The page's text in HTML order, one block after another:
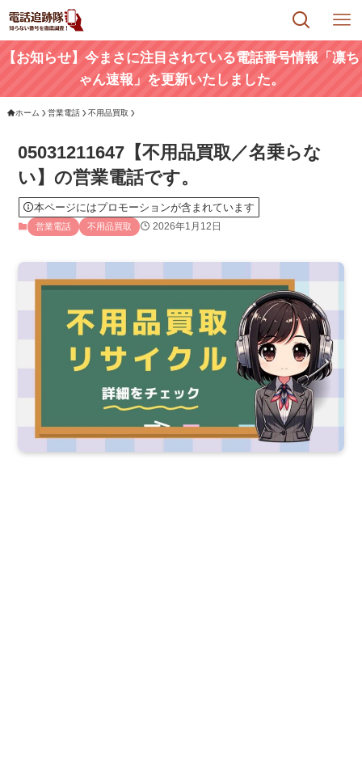
【お知らせ】今まさに注目されている電話番号情報「凛ち
ゃん速報」を更新いたしました。
ホーム 営業電話 不用品買取
05031211647【不用品買取／名乗らな
い】の営業電話です。
本ページにはプロモーションが含まれています
営業電話 不用品買取 2026年1月12日